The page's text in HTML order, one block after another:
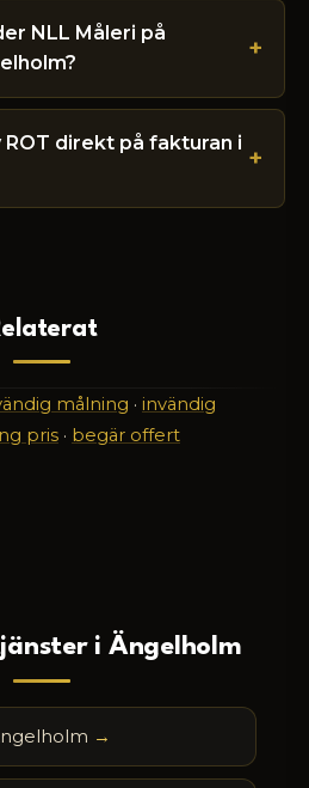
NLL Måleri på
ROT direkt på fakturan i
målning · invändig
pris · begär offert
i Ängelholm